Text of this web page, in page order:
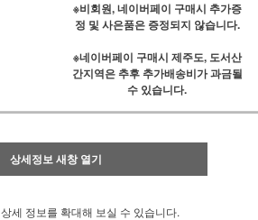
※비회원, 네이버페이 구매시 추가증
정 및 사은품은 증정되지 않습니다.
※네이버페이 구매시 제주도, 도서산
간지역은 추후 추가배송비가 과금될
수 있습니다.
상세정보 새창 열기
상세 정보를 확대해 보실 수 있습니다.